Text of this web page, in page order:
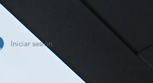
Iniciar sesión